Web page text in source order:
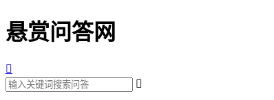
悬赏问答网

